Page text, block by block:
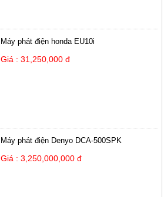
Máy phát điện honda EU10i
Giá : 31,250,000 đ
Máy phát điện Denyo DCA-500SPK
Giá : 3,250,000,000 đ